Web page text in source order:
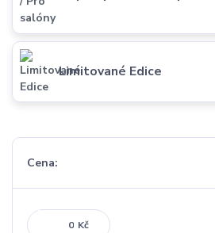
Limitované Edice
Cena:
Kč